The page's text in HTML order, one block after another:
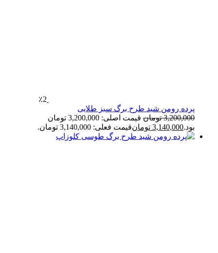
٪2
پرده رومن شید طرح برگ سبز طلایی
3,200,000 تومان
قیمت اصلی: 3,200,000 تومان
بود.3,140,000 تومانقیمت فعلی: 3,140,000 تومان.